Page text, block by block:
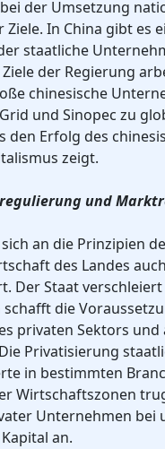
der Umsetzung
In China gibt es
staatliche
der Regierung
chinesische
und Sinopec zu
den Erfolg des
zeigt.
und
an die Prinzipien
des Landes
Der Staat
die
privaten Sektors und
Privatisierung
in bestimmten
Wirtschaftszonen
Unternehmen bei
an.